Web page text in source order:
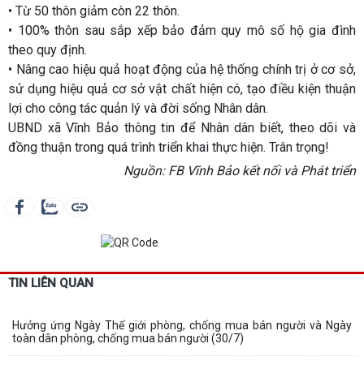
• Từ 50 thôn giảm còn 22 thôn.
• 100% thôn sau sắp xếp bảo đảm quy mô số hộ gia đình
theo quy định.
• Nâng cao hiệu quả hoạt động của hệ thống chính trị ở cơ sở,
sử dụng hiệu quả cơ sở vật chất hiện có, tạo điều kiện thuận
lợi cho công tác quản lý và đời sống Nhân dân.
UBND xã Vĩnh Bảo thông tin để Nhân dân biết, theo dõi và
đồng thuận trong quá trình triển khai thực hiện. Trân trọng!
Nguồn: FB Vĩnh Bảo kết nối và Phát triển
TIN LIÊN QUAN
Hưởng ứng Ngày Thế giới phòng, chống mua bán người và Ngày
toàn dân phòng, chống mua bán người (30/7)